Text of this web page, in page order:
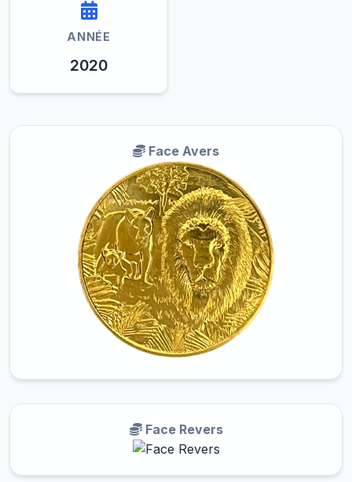
ANNÉE
2020
Face Avers
Face Revers